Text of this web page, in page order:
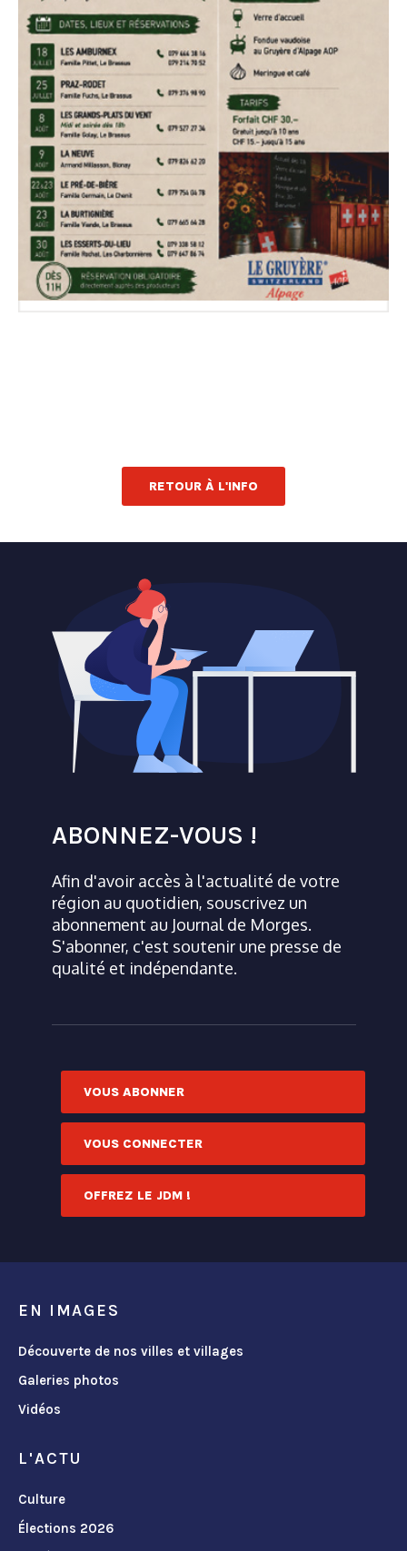
RETOUR À L'INFO
ABONNEZ-VOUS !
Afin d'avoir accès à l'actualité de votre
région au quotidien, souscrivez un
abonnement au Journal de Morges.
S'abonner, c'est soutenir une presse de
qualité et indépendante.
VOUS ABONNER
VOUS CONNECTER
OFFREZ LE JDM !
EN IMAGES
Découverte de nos villes et villages
Galeries photos
Vidéos
L'ACTU
Culture
Élections 2026